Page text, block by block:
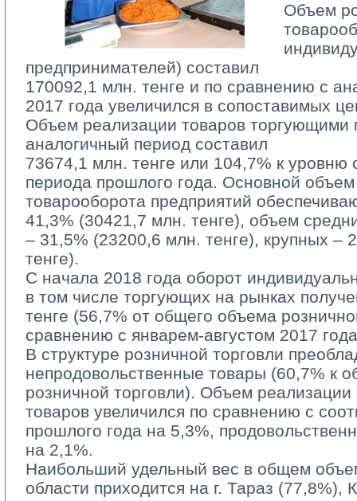
Объем
предпринимателей) составил
170092,1 млн. тенге и по сравнению с
2017 года увеличился в сопоставимых
Объем реализации товаров торгующими
аналогичный период составил
73674,1 млн. тенге или 104,7% к уровню
периода прошлого года. Основной объем
товарооборота предприятий
41,3% (30421,7 млн. тенге), объем
– 31,5% (23200,6 млн. тенге), крупных –
тенге).
С начала 2018 года оборот
в том числе торгующих на рынках
тенге (56,7% от общего объема
сравнению с январем-августом 2017
В структуре розничной торговли
непродовольственные товары (60,7% к
розничной торговли). Объем
товаров увеличился по сравнению с
прошлого года на 5,3%,
на 2,1%.
Наибольший удельный вес в общем
области приходится на г. Тараз (77,8%),